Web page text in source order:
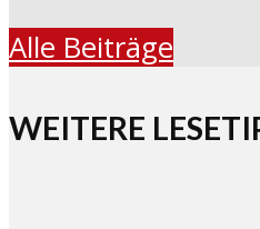
Alle Beiträge
WEITERE